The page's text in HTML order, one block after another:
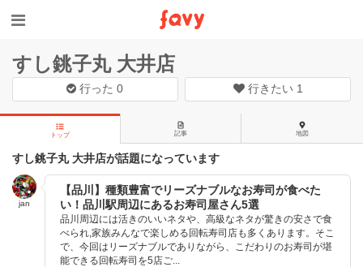
すし銚子丸 大井店
行った0 行きたい 1
トップ 記事 地図
すし銚子丸 大井店が話題になっています
jan
【品川】種類豊富でリーズナブルなお寿司が食べた
い！品川駅周辺にあるお寿司屋さん5選
品川周辺には活きのいいネタや、高級なネタが驚きの安さで食
べられ,家族みんなで楽しめる回転寿司店も多くあります。そこ
で、今回はリーズナブルでありながら、こだわりのお寿司が堪
能できる回転寿司を5店ご...